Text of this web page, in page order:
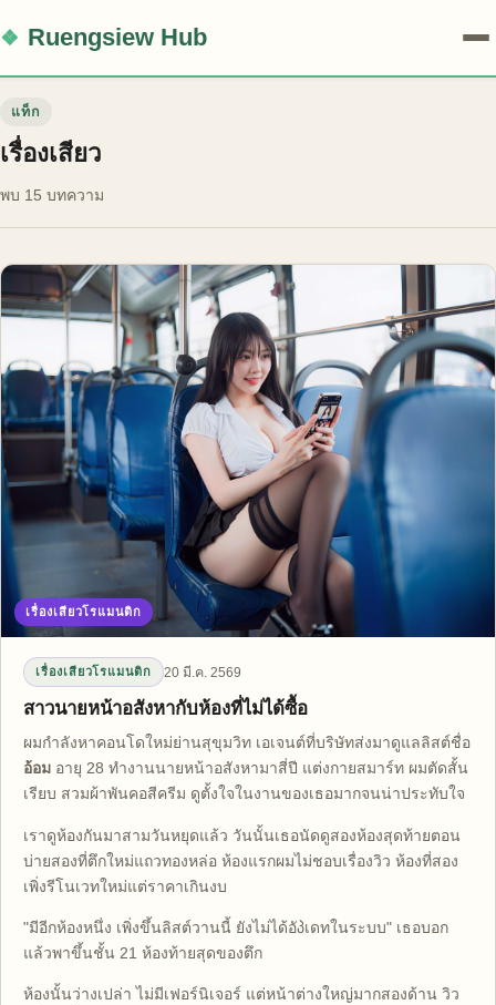
Ruengsiew Hub
แท็ก
เรื่องเสียว
พบ 15 บทความ
เรื่องเสียวโรแมนติก
เรื่องเสียวโรแมนติก 20 มี.ค. 2569
สาวนายหน้าอสังหากับห้องที่ไม่ได้ซื้อ
ผมกำลังหาคอนโดใหม่ย่านสุขุมวิท เอเจนต์ที่บริษัทส่งมาดูแลลิสต์ชื่อ
อ้อม อายุ 28 ทำงานนายหน้าอสังหามาสี่ปี แต่งกายสมาร์ท ผมตัดสั้น
เรียบ สวมผ้าพันคอสีครีม ดูตั้งใจในงานของเธอมากจนน่าประทับใจ
เราดูห้องกันมาสามวันหยุดแล้ว วันนั้นเธอนัดดูสองห้องสุดท้ายตอน
บ่ายสองที่ตึกใหม่แถวทองหล่อ ห้องแรกผมไม่ชอบเรื่องวิว ห้องที่สอง
เพิ่งรีโนเวทใหม่แต่ราคาเกินงบ
"มีอีกห้องหนึ่ง เพิ่งขึ้นลิสต์วานนี้ ยังไม่ได้อัპเดทในระบบ" เธอบอก
แล้วพาขึ้นชั้น 21 ห้องท้ายสุดของตึก
ห้องนั้นว่างเปล่า ไม่มีเฟอร์นิเจอร์ แต่หน้าต่างใหญ่มากสองด้าน วิว